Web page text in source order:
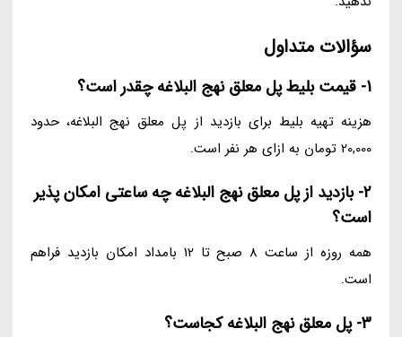
سؤالات متداول
1- قیمت بلیط پل معلق نهج البلاغه چقدر است؟
هزینه تهیه بلیط برای بازدید از پل معلق نهج البلاغه، حدود
20,000 تومان به ازای هر نفر است.
2- بازدید از پل معلق نهج البلاغه چه ساعتی امکان پذیر
است؟
همه روزه از ساعت 8 صبح تا 12 بامداد امکان بازدید فراهم
است.
3- پل معلق نهج البلاغه کجاست؟